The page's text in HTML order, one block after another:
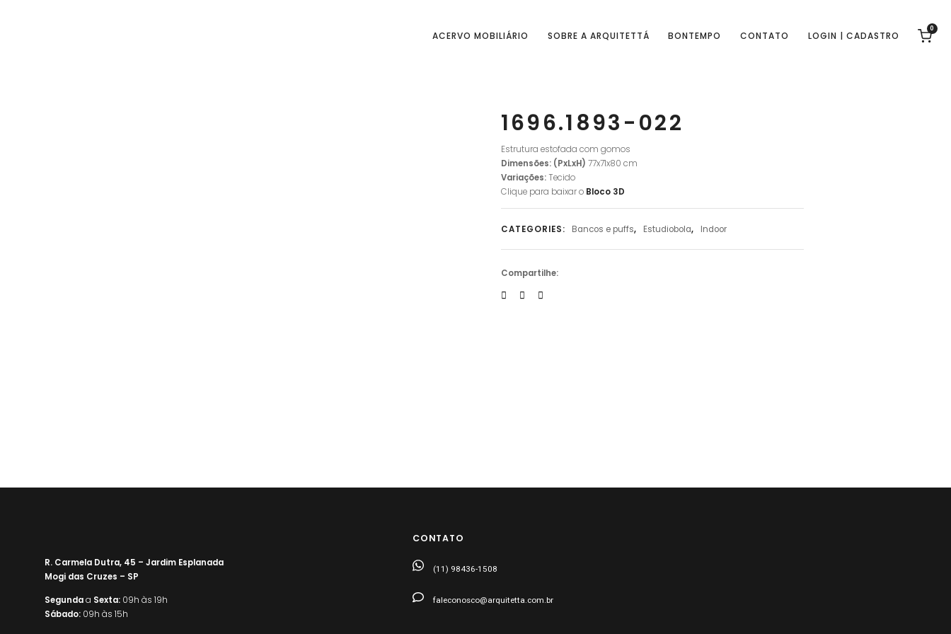
ACERVO MOBILIÁRIO SOBRE A ARQUITETTÁ BONTEMPO CONTATO LOGIN | CADASTRO
0
1696.1893-022
Estrutura estofada com gomos
Dimensões: (PxLxH) 77x71x80 cm
Variações: Tecido
Clique para baixar o Bloco 3D
CATEGORIES: Bancos e puffs, Estudiobola, Indoor
Compartilhe:
R. Carmela Dutra, 45 – Jardim Esplanada
Mogi das Cruzes – SP
Segundaa Sexta:09h às 19h
Sábado:09h às 15h
CONTATO
(11) 98436-1508
faleconosco@arquitetta.com.br